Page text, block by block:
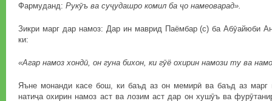
Фармуданд: Рукӯъ ва суҷудашро комил ба ҷо намеоварад».
Зикри марг дар намоз: Дар ин маврид Паёмбар (с) ба Абӯайюби
ки:
«Агар намоз хондӣ, он гуна бихон, ки гӯё охирин намози ту ва
Яъне монанди касе бош, ки баъд аз он мемирӣ ва баъд аз марг
натиҷа охирин намоз аст ва лозим аст дар он хушӯъ ва